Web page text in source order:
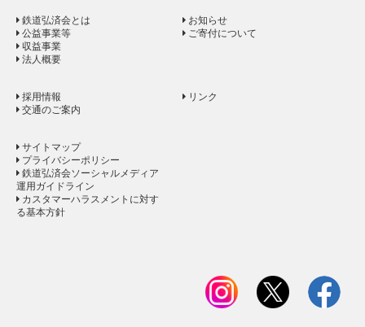
鉄道弘済会とは
公益事業等
収益事業
法人概要
お知らせ
ご寄付について
採用情報
交通のご案内
リンク
サイトマップ
プライバシーポリシー
鉄道弘済会ソーシャルメディア
運用ガイドライン
カスタマーハラスメントに対す
る基本方針